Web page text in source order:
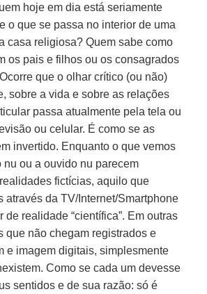
hoje em dia está seriamente
o que se passa no interior de uma
casa religiosa? Quem sabe como
os pais e filhos ou os consagrados
que o olhar crítico (ou não)
sobre a vida e sobre as relações
passa atualmente pela tela ou
ou celular. É como se as
invertido. Enquanto o que vemos
nu ou a ouvido nu parecem
fictícias, aquilo que
através da TV/Internet/Smartphone
de realidade “científica”. Em outras
que não chegam registrados e
e imagem digitais, simplesmente
Como se cada um devesse
sentidos e de sua razão: só é